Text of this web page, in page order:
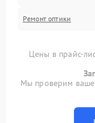
Ремонт оптики
Цены в прайс-
Мы проверим ваше